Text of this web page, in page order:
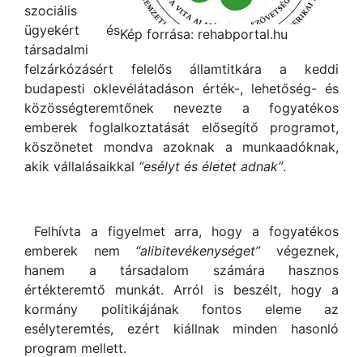
Kép forrása: rehabportal.hu
szociális
ügyekért és
társadalmi
felzárkózásért felelős államtitkára a keddi
budapesti oklevélátadáson érték-, lehetőség- és
közösségteremtőnek nevezte a fogyatékos
emberek foglalkoztatását elősegítő programot,
köszönetet mondva azoknak a munkaadóknak,
akik vállalásaikkal “esélyt és életet adnak”.
Felhívta a figyelmet arra, hogy a fogyatékos
emberek nem “alibitevékenységet”végeznek,
hanem a társadalom számára hasznos
értékteremtő munkát. Arról is beszélt, hogy a
kormány politikájának fontos eleme az
esélyteremtés, ezért kiállnak minden hasonló
program mellett.